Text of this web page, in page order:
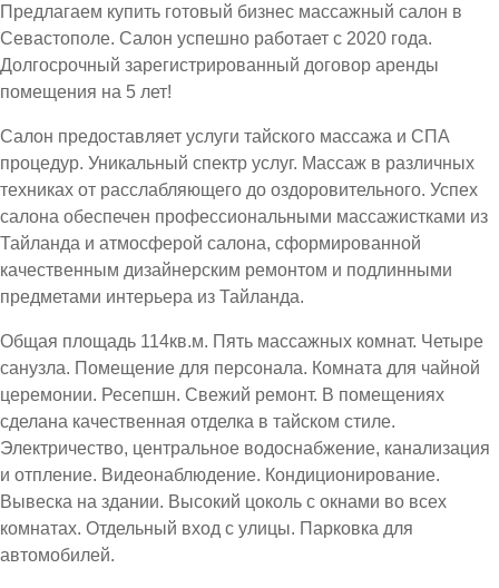
Предлагаем купить готовый бизнес массажный салон в
Севастополе. Салон успешно работает с 2020 года.
Долгосрочный зарегистрированный договор аренды
помещения на 5 лет!
Салон предоставляет услуги тайского массажа и СПА
процедур. Уникальный спектр услуг. Массаж в различных
техниках от расслабляющего до оздоровительного. Успех
салона обеспечен профессиональными массажистками из
Тайланда и атмосферой салона, сформированной
качественным дизайнерским ремонтом и подлинными
предметами интерьера из Тайланда.
Общая площадь 114кв.м. Пять массажных комнат. Четыре
санузла. Помещение для персонала. Комната для чайной
церемонии. Ресепшн. Свежий ремонт. В помещениях
сделана качественная отделка в тайском стиле.
Электричество, центральное водоснабжение, канализация
и отпление. Видеонаблюдение. Кондиционирование.
Вывеска на здании. Высокий цоколь с окнами во всех
комнатах. Отдельный вход с улицы. Парковка для
автомобилей.